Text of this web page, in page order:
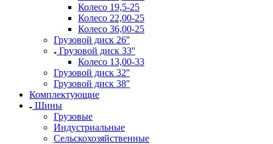
Колесо 19,5-25
Колесо 22,00-25
Колесо 36,00-25
Грузовой диск 26''
Грузовой диск 33''
Колесо 13,00-33
Грузовой диск 32''
Грузовой диск 38''
Комплектующие
Шины
Грузовые
Индустриальные
Сельскохозяйственные